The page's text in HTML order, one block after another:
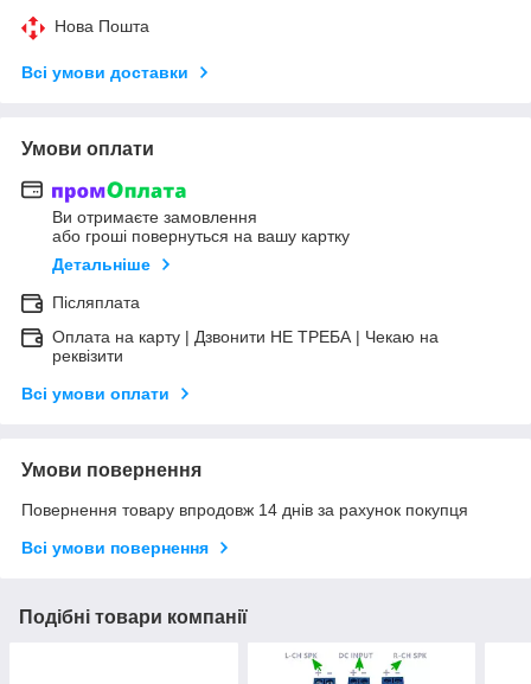
Нова Пошта
Всі умови доставки
Умови оплати
Ви отримаєте замовлення
або гроші повернуться на вашу картку
Детальніше
Післяплата
Оплата на карту | Дзвонити НЕ ТРЕБА | Чекаю на
реквізити
Всі умови оплати
Умови повернення
Повернення товару впродовж 14 днів за рахунок покупця
Всі умови повернення
Подібні товари компанії